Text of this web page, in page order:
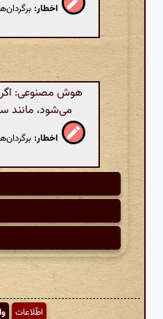
اخطار:
هوش مصنوعی: اگر
می‌شود، مانند
اخطار:
اطّلاعات